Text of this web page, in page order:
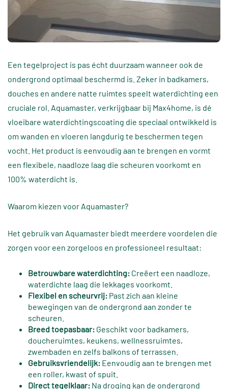
Een tegelproject is pas écht duurzaam wanneer ook de
ondergrond optimaal beschermd is. Zeker in badkamers,
douches en andere natte ruimtes speelt waterdichting een
cruciale rol. Aquamaster, verkrijgbaar bij Max4home, is dé
vloeibare waterdichtingscoating die speciaal ontwikkeld is
om wanden en vloeren langdurig te beschermen tegen
vocht. Het product is eenvoudig aan te brengen en vormt
een flexibele, naadloze laag die scheuren voorkomt en
100% waterdicht is.
Waarom kiezen voor Aquamaster?
Het gebruik van Aquamaster biedt meerdere voordelen die
zorgen voor een zorgeloos en professioneel resultaat:
Betrouwbare waterdichting: Creëert een naadloze,
waterdichte laag die lekkages voorkomt.
Flexibel en scheurvrij: Past zich aan kleine
bewegingen van de ondergrond aan zonder te
scheuren.
Breed toepasbaar: Geschikt voor badkamers,
doucheruimtes, keukens, wellnessruimtes,
zwembaden en zelfs balkons of terrassen.
Gebruiksvriendelijk: Eenvoudig aan te brengen met
een roller, kwast of spuit.
Direct tegelklaar: Na droging kan de ondergrond